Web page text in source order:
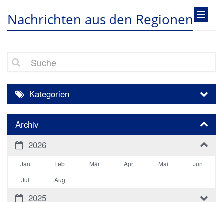
Nachrichten aus den Regionen
Suche
Kategorien
Archiv
2026
Jan Feb Mär Apr Mai
Jun
Jul
Aug
2025